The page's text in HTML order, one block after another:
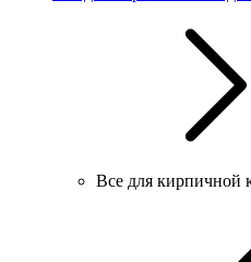
Все для кирпичной